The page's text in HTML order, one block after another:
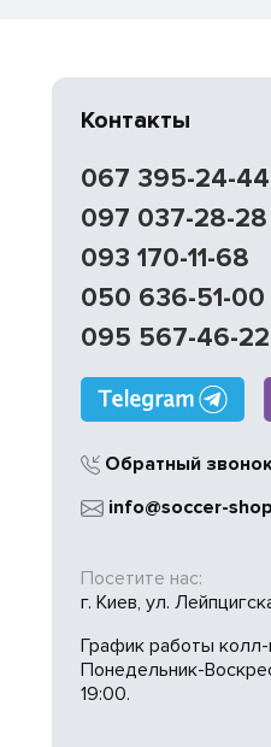
Контакты
067 395-24-44
097 037-28-28
093 170-11-68
050 636-51-00
095 567-46-22
Обратный
info@soccer-
Посетите нас:
г. Киев, ул.
График работы колл-
Понедельник-
19:00.